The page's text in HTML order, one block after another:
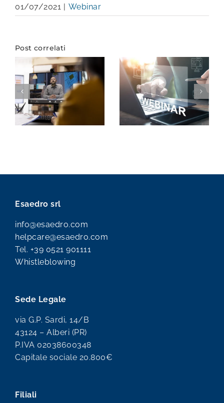
01/07/2021 Webinar
Post correlati
Webinar
TeamSystem
di maggio
2026
Webinar
TeamSystem
di aprile 2026
Esaedro srl
info@esaedro.com
helpcare@esaedro.com
Tel. +39 0521 901111
Whistleblowing
Sede Legale
via G.P. Sardi, 14/B
43124 – Alberi (PR)
P.IVA 02038600348
Capitale sociale 20.800€
Filiali